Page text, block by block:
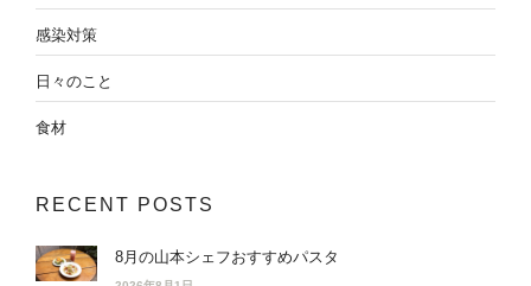
感染対策
日々のこと
食材
RECENT POSTS
8月の山本シェフおすすめパスタ